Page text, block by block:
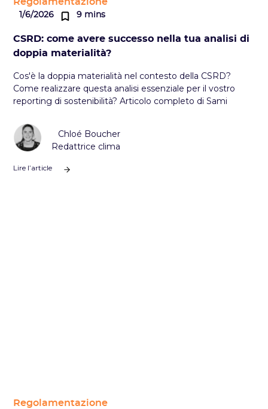
Regolamentazione
1/6/2026 9 mins
CSRD: come avere successo nella tua analisi di
doppia materialità?
Cos'è la doppia materialità nel contesto della CSRD?
Come realizzare questa analisi essenziale per il vostro
reporting di sostenibilità? Articolo completo di Sami
Chloé Boucher
Redattrice clima
Lire l’article
Regolamentazione